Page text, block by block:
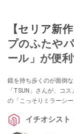
【セリア新
プのふたや
ール」が便
鏡を持ち歩くのが面倒
「TSUN」さんが、コ
の「こっそりミラーシ
イチオシスト